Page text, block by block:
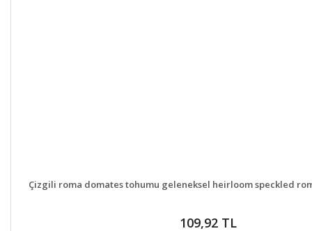
DETAYLAR
Çizgili roma domates tohumu geleneksel heirloom speckled
109,92 TL